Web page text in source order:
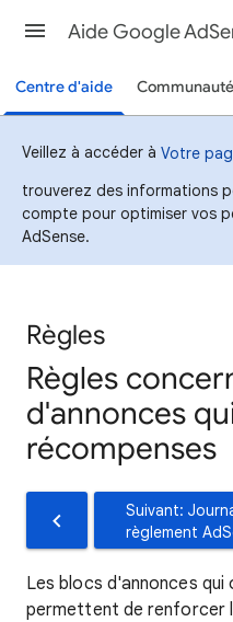
Aide Google
Centre d'aide Communauté
Veillez à accéder à Votre
trouverez des informations
compte pour optimiser vos
AdSense.
Règles
Règles
d'annonces
récompenses
Suivant:
règlement
Les blocs d'annonces
permettent de renforcer